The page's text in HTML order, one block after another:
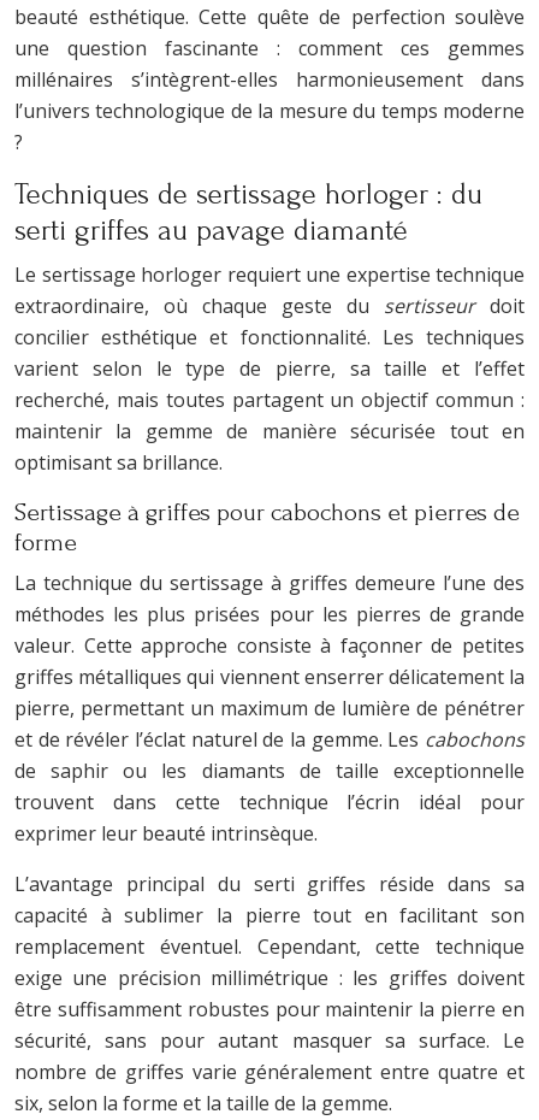
beauté esthétique. Cette quête de perfection soulève
une question fascinante : comment ces gemmes
millénaires s’intègrent-elles harmonieusement dans
l’univers technologique de la mesure du temps moderne
?
Techniques de sertissage horloger : du
serti griffes au pavage diamanté
Le sertissage horloger requiert une expertise technique
extraordinaire, où chaque geste du sertisseur doit
concilier esthétique et fonctionnalité. Les techniques
varient selon le type de pierre, sa taille et l’effet
recherché, mais toutes partagent un objectif commun :
maintenir la gemme de manière sécurisée tout en
optimisant sa brillance.
Sertissage à griffes pour cabochons et pierres de
forme
La technique du sertissage à griffes demeure l’une des
méthodes les plus prisées pour les pierres de grande
valeur. Cette approche consiste à façonner de petites
griffes métalliques qui viennent enserrer délicatement la
pierre, permettant un maximum de lumière de pénétrer
et de révéler l’éclat naturel de la gemme. Les cabochons
de saphir ou les diamants de taille exceptionnelle
trouvent dans cette technique l’écrin idéal pour
exprimer leur beauté intrinsèque.
L’avantage principal du serti griffes réside dans sa
capacité à sublimer la pierre tout en facilitant son
remplacement éventuel. Cependant, cette technique
exige une précision millimétrique : les griffes doivent
être suffisamment robustes pour maintenir la pierre en
sécurité, sans pour autant masquer sa surface. Le
nombre de griffes varie généralement entre quatre et
six, selon la forme et la taille de la gemme.